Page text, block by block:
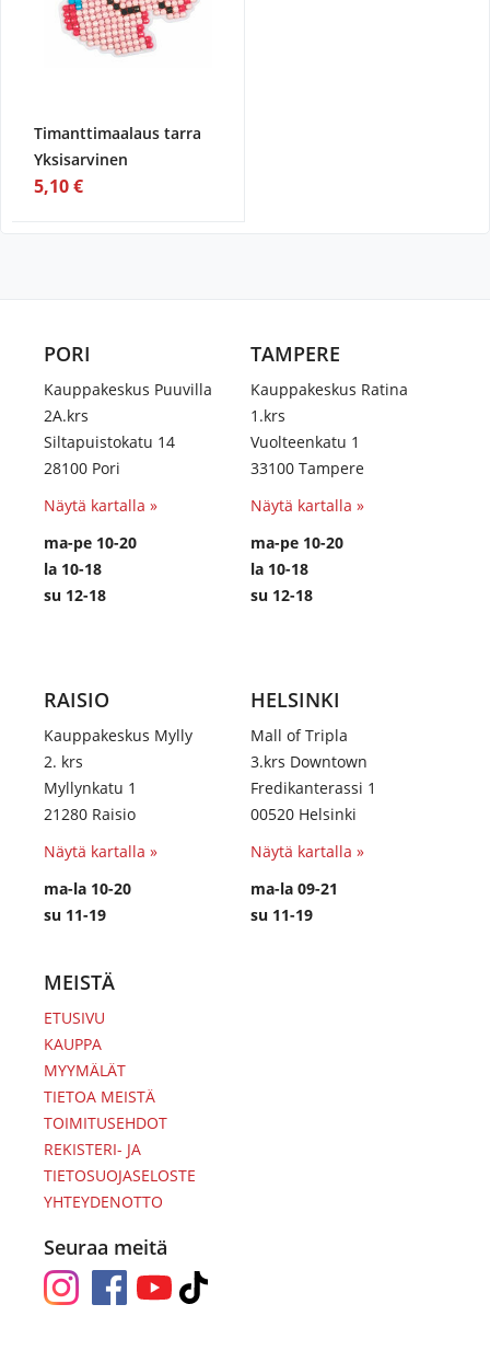
Timanttimaalaus tarra
Yksisarvinen
5,10 €
PORI
Kauppakeskus Puuvilla
2A.krs
Siltapuistokatu 14
28100 Pori
Näytä kartalla »
ma-pe 10-20
la 10-18
su 12-18
TAMPERE
Kauppakeskus Ratina
1.krs
Vuolteenkatu 1
33100 Tampere
Näytä kartalla »
ma-pe 10-20
la 10-18
su 12-18
RAISIO
Kauppakeskus Mylly
2. krs
Myllynkatu 1
21280 Raisio
Näytä kartalla »
ma-la 10-20
su 11-19
HELSINKI
Mall of Tripla
3.krs Downtown
Fredikanterassi 1
00520 Helsinki
Näytä kartalla »
ma-la 09-21
su 11-19
MEISTÄ
ETUSIVU
KAUPPA
MYYMÄLÄT
TIETOA MEISTÄ
TOIMITUSEHDOT
REKISTERI- JA
TIETOSUOJASELOSTE
YHTEYDENOTTO
Seuraa meitä